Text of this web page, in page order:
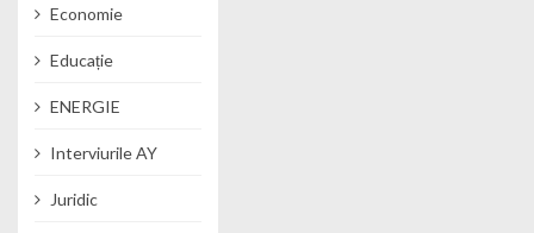
Economie
Educație
ENERGIE
Interviurile AY
Juridic